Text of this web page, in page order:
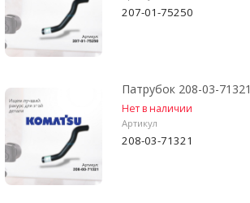
207-01-75250
Патрубок 208-03-71321
Нет в наличии
Артикул
208-03-71321